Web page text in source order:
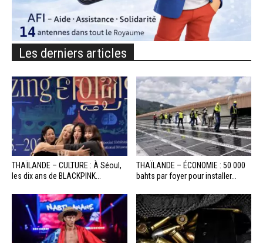
Les derniers articles
THAÏLANDE – CULTURE : À Séoul,
les dix ans de BLACKPINK...
THAÏLANDE – ÉCONOMIE : 50 000
bahts par foyer pour installer...